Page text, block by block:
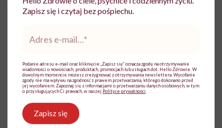
Copywriterka, dziennikarka, feministka,
samorzeczniczka osób w spektrum
Zobacz profil
Udostępnij
Powiązane tematy:
Zapisz się i czytaj bez pośpiechu.
mail*
Podanie adresu e-mail oraz kliknięcie „Zapisz się” oznacza zgodę na otrzymywanie
wiadomości o nowościach, produktach, promocjach lub usługach dot. Hello Zdrowie. W
dowolnym momencie możesz zrezygnować z otrzymywania newslettera. Wycofanie
zgody nie ma wpływu na zgodność z prawem przetwarzania, którego dokonano przed
jej wycofaniem. Zapoznaj się z informacjami o przetwarzaniu danych osobowych, w tym
o przysługujących Ci prawach, w naszej Polityce prywatności
Zapisz się